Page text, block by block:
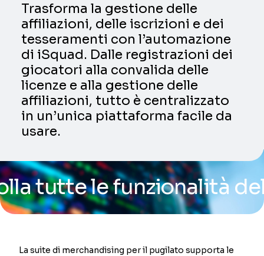
Trasforma la gestione delle
affiliazioni, delle iscrizioni e dei
tesseramenti con l’automazione
di iSquad. Dalle registrazioni dei
giocatori alla convalida delle
licenze e alla gestione delle
affiliazioni, tutto è centralizzato
in un’unica piattaforma facile da
usare.
le funzionalità della
La suite di merchandising per il pugilato supporta le